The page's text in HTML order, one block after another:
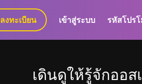
GaLa+
ลงทะเบียน เข้าสู่ระบบ รหัสโปร
เดินดูให้รู้จักออส